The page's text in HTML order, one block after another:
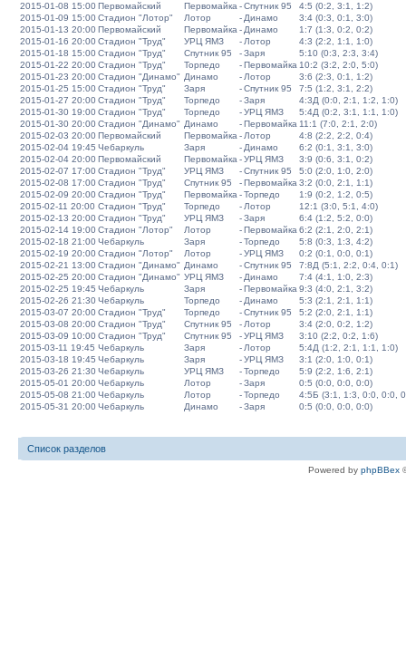
2015-01-08 15:00Первомайский Первомайка -Спутник 95
4:5 (0:2, 3:1, 1:2)
2015-01-09 15:00Стадион "Лотор" Лотор - Динамо
3:4 (0:3, 0:1, 3:0)
2015-01-13 20:00Первомайский Первомайка - Динамо
1:7 (1:3, 0:2, 0:2)
2015-01-16 20:00Стадион "Труд" УРЦ ЯМЗ - Лотор
4:3 (2:2, 1:1, 1:0)
2015-01-18 15:00Стадион "Труд" Спутник 95 -Заря
5:10 (0:3, 2:3, 3:4)
2015-01-22 20:00Стадион "Труд" Торпедо -Первомайка 10:2 (3:2, 2:0, 5:0)
2015-01-23 20:00Стадион "Динамо" Динамо - Лотор
3:6 (2:3, 0:1, 1:2)
2015-01-25 15:00Стадион "Труд" Заря -Спутник 95
7:5 (1:2, 3:1, 2:2)
2015-01-27 20:00Стадион "Труд" Торпедо -Заря
4:3Д (0:0, 2:1, 1:2, 1:0)
2015-01-30 19:00Стадион "Труд" Торпедо -УРЦ ЯМЗ
5:4Д (0:2, 3:1, 1:1, 1:0)
2015-01-30 20:00Стадион "Динамо" Динамо -Первомайка 11:1 (7:0, 2:1, 2:0)
2015-02-03 20:00Первомайский Первомайка - Лотор
4:8 (2:2, 2:2, 0:4)
2015-02-04 19:45 Чебаркуль Заря - Динамо
6:2 (0:1, 3:1, 3:0)
2015-02-04 20:00Первомайский Первомайка -УРЦ ЯМЗ
3:9 (0:6, 3:1, 0:2)
2015-02-07 17:00Стадион "Труд" УРЦ ЯМЗ -Спутник 95
5:0 (2:0, 1:0, 2:0)
2015-02-08 17:00Стадион "Труд" Спутник 95 -Первомайка 3:2 (0:0, 2:1, 1:1)
2015-02-09 20:00Стадион "Труд" Первомайка -Торпедо
1:9 (0:2, 1:2, 0:5)
2015-02-11 20:00 Стадион "Труд" Торпедо - Лотор
12:1 (3:0, 5:1, 4:0)
2015-02-13 20:00Стадион "Труд" УРЦ ЯМЗ -Заря
6:4 (1:2, 5:2, 0:0)
2015-02-14 19:00Стадион "Лотор" Лотор -Первомайка 6:2 (2:1, 2:0, 2:1)
2015-02-18 21:00Чебаркуль Заря -Торпедо
5:8 (0:3, 1:3, 4:2)
2015-02-19 20:00Стадион "Лотор" Лотор -УРЦ ЯМЗ
0:2 (0:1, 0:0, 0:1)
2015-02-21 13:00Стадион "Динамо" Динамо -Спутник 95
7:8Д (5:1, 2:2, 0:4, 0:1)
2015-02-25 20:00Стадион "Динамо" УРЦ ЯМЗ - Динамо
7:4 (4:1, 1:0, 2:3)
2015-02-25 19:45 Чебаркуль Заря -Первомайка 9:3 (4:0, 2:1, 3:2)
2015-02-26 21:30Чебаркуль Торпедо - Динамо
5:3 (2:1, 2:1, 1:1)
2015-03-07 20:00Стадион "Труд" Торпедо -Спутник 95
5:2 (2:0, 2:1, 1:1)
2015-03-08 20:00Стадион "Труд" Спутник 95 - Лотор
3:4 (2:0, 0:2, 1:2)
2015-03-09 10:00Стадион "Труд" Спутник 95 -УРЦ ЯМЗ
3:10 (2:2, 0:2, 1:6)
2015-03-11 19:45 Чебаркуль Заря - Лотор
5:4Д (1:2, 2:1, 1:1, 1:0)
2015-03-18 19:45 Чебаркуль Заря -УРЦ ЯМЗ
3:1 (2:0, 1:0, 0:1)
2015-03-26 21:30Чебаркуль УРЦ ЯМЗ -Торпедо
5:9 (2:2, 1:6, 2:1)
2015-05-01 20:00Чебаркуль Лотор -Заря
0:5 (0:0, 0:0, 0:0)
2015-05-08 21:00Чебаркуль Лотор -Торпедо
4:5Б (3:1, 1:3, 0:0, 0:0,
2015-05-31 20:00Чебаркуль Динамо -Заря 0:5 (0:0, 0:0, 0:0)
Список разделов
Powered by phpBBex